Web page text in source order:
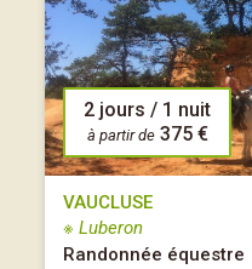
2 jours / 1 nuit
à partir de 375 €
VAUCLUSE
※ Luberon
Randonnée équestre